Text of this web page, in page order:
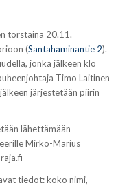
torstaina 20.11.
(Santahaminantie 2).
jonka jälkeen klo
Timo Laitinen
järjestetään piirin
lähettämään
Mirko-Marius
tiedot: koko nimi,